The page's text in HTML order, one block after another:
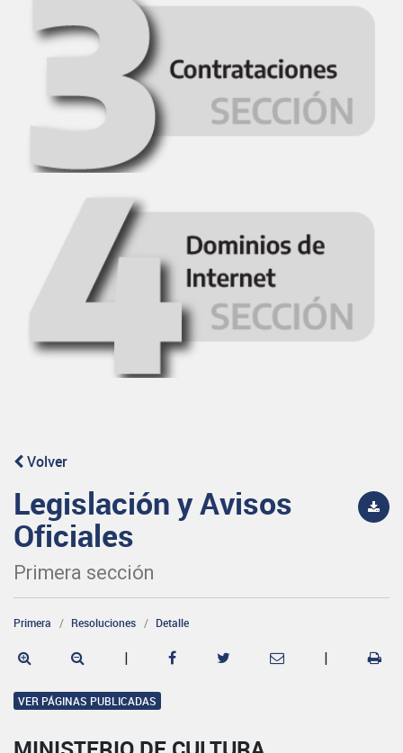
Volver
Legislación y Avisos
Oficiales
Primera sección
Primera Resoluciones Detalle
| |
VER PÁGINAS PUBLICADAS